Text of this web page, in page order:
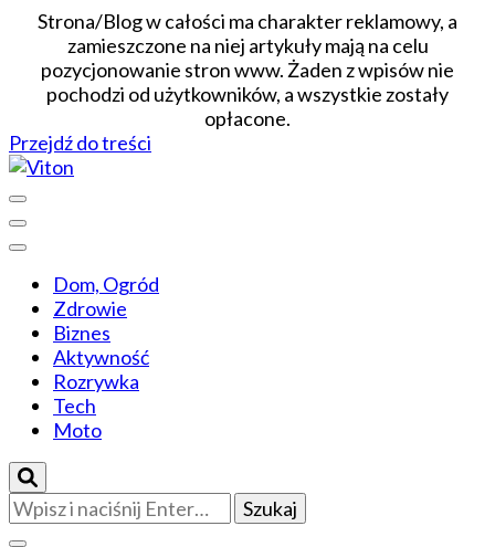
Strona/Blog w całości ma charakter reklamowy, a
zamieszczone na niej artykuły mają na celu
pozycjonowanie stron www. Żaden z wpisów nie
pochodzi od użytkowników, a wszystkie zostały
opłacone.
Przejdź do treści
Viton
Dom, Ogród
Zdrowie
Biznes
Aktywność
Rozrywka
Tech
Moto
Szukasz
czegoś?